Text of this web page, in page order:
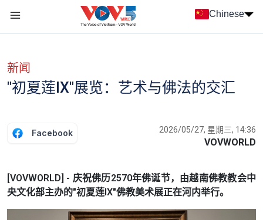
Chinese
新闻
"初夏莲IX"展览：艺术与佛法的交汇
Facebook 2026/05/27, 星期三, 14:36
VOVWORLD
[VOVWORLD] - 庆祝佛历2570年佛诞节，由越南佛教教会中
央文化部主办的"初夏莲IX"佛教美术展正在河内举行。